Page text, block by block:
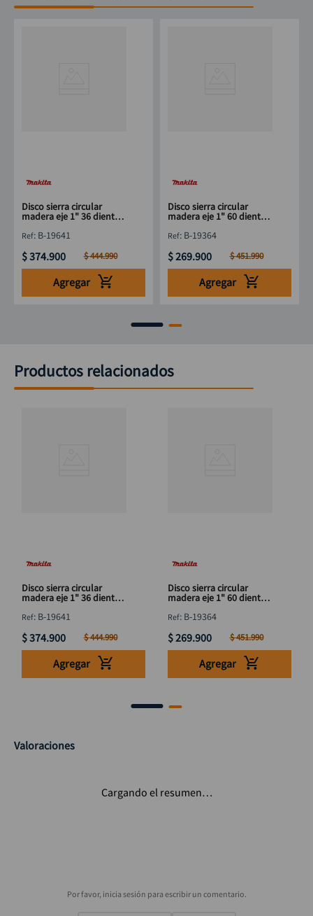
Disco sierra circular
madera eje 1" 36 dientes
: B-19641
$374.900 $444.990
Agregar
Disco sierra circular
madera eje 1" 60 dientes
: B-19364
$269.900 $451.990
Agregar
Productos relacionados
Disco sierra circular
madera eje 1" 36 dientes
: B-19641
$374.900 $444.990
Agregar
Disco sierra circular
madera eje 1" 60 dientes
: B-19364
$269.900 $451.990
Agregar
Valoraciones
Cargando el resumen…